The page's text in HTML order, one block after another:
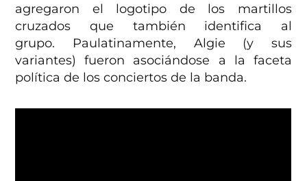
agregaron el logotipo de los martillos
cruzados que también identifica al
grupo. Paulatinamente, Algie (y sus
variantes) fueron asociándose a la faceta
política de los conciertos de la banda.